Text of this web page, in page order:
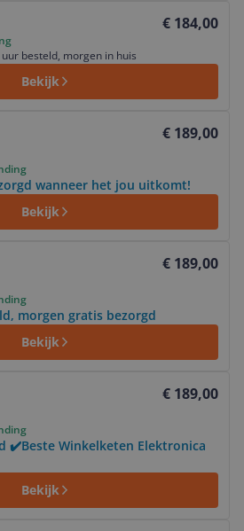
€ 184,00
besteld, morgen in huis
Bekijk
€ 189,00
wanneer het jou uitkomt!
Bekijk
€ 189,00
morgen gratis bezorgd
Bekijk
€ 189,00
✔️Beste Winkelketen Elektronica
Bekijk